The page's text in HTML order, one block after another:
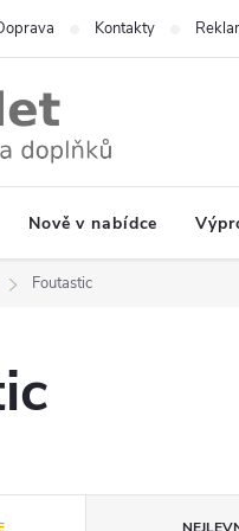
Kontakty
Nově v nabídce
Foutastic